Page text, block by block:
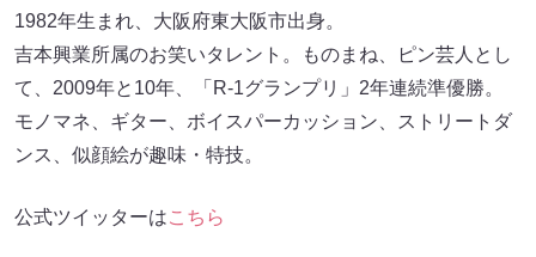
1982年生まれ、大阪府東大阪市出身。
吉本興業所属のお笑いタレント。ものまね、ピン芸人とし
て、2009年と10年、「R-1グランプリ」2年連続準優勝。
モノマネ、ギター、ボイスパーカッション、ストリートダ
ンス、似顔絵が趣味・特技。
公式ツイッターはこちら